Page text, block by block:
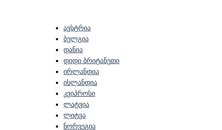
ავსტრია
ბელგია
დანია
დიდი ბრიტანეთი
ირლანდია
ისლანდია
კვიპროსი
ლატვია
ლიტვა
ნორვეგია